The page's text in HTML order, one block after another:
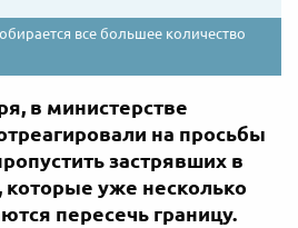
все большее количество
в министерстве
на просьбы
застрявших в
которые уже несколько
пересечь границу.